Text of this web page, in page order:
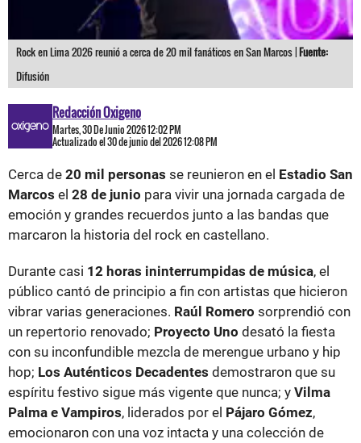
Rock en Lima 2026 reunió a cerca de 20 mil fanáticos en San Marcos |Fuente:
Difusión
Redacción Oxigeno
Martes, 30 De Junio 2026 12:02 PM
Actualizado el 30 de junio del 2026 12:08 PM
Cerca de 20 mil personas se reunieron en el Estadio San
Marcos el 28 de junio para vivir una jornada cargada de
emoción y grandes recuerdos junto a las bandas que
marcaron la historia del rock en castellano.
Durante casi 12 horas ininterrumpidas de música, el
público cantó de principio a fin con artistas que hicieron
vibrar varias generaciones. Raúl Romero sorprendió con
un repertorio renovado; Proyecto Uno desató la fiesta
con su inconfundible mezcla de merengue urbano y hip
hop; Los Auténticos Decadentes demostraron que su
espíritu festivo sigue más vigente que nunca; y Vilma
Palma e Vampiros, liderados por el Pájaro Gómez,
emocionaron con una voz intacta y una colección de